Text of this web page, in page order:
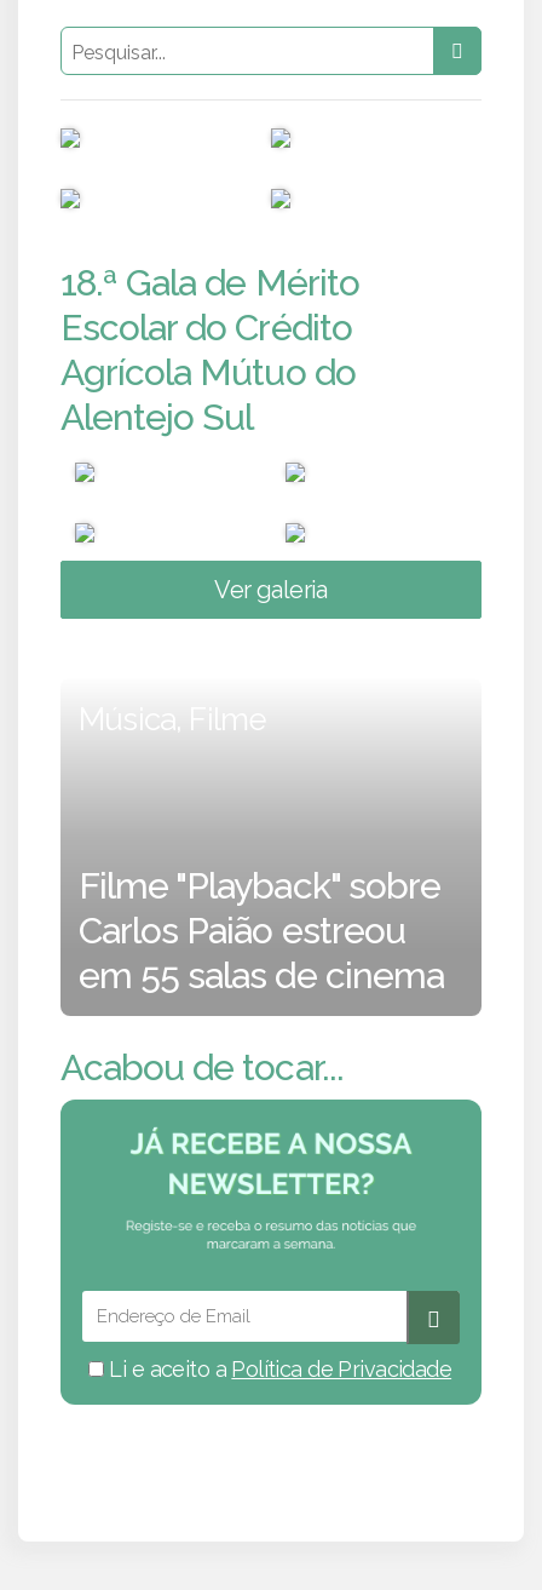
18.ª Gala de Mérito
Escolar do Crédito
Agrícola Mútuo do
Alentejo Sul
Ver galeria
Música, Filme
Filme "Playback" sobre
Carlos Paião estreou
em 55 salas de cinema
Acabou de tocar...
Li e aceito a Política de Privacidade